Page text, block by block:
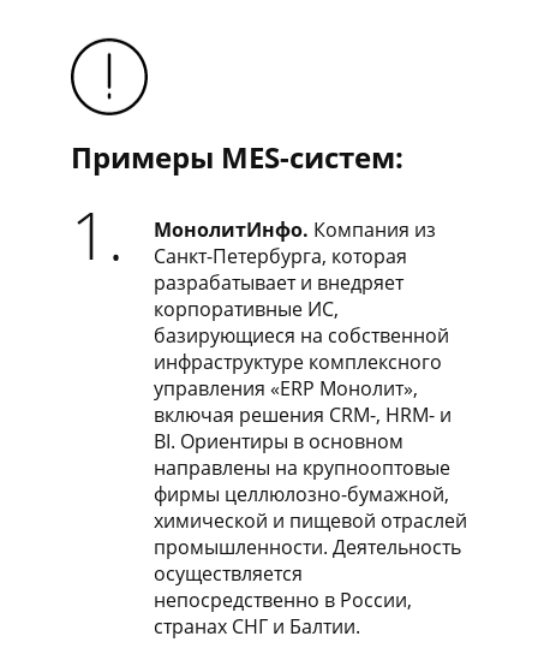
Примеры MES-систем:
1. МонолитИнфо. Компания из
Санкт-Петербурга, которая
разрабатывает и внедряет
корпоративные ИС,
базирующиеся на собственной
инфраструктуре комплексного
управления «ERP Монолит»,
включая решения CRM-, HRM- и
BI. Ориентиры в основном
направлены на крупнооптовые
фирмы целлюлозно-бумажной,
химической и пищевой отраслей
промышленности. Деятельность
осуществляется
непосредственно в России,
странах СНГ и Балтии.